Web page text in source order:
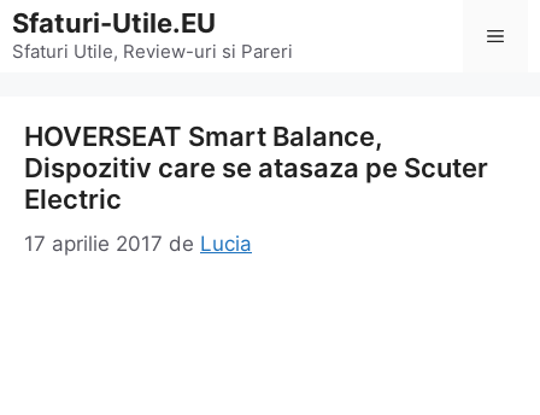
Sari
la
Sfaturi-Utile.EU
Sfaturi Utile, Review-uri si Pareri
HOVERSEAT Smart Balance,
Dispozitiv care se atasaza pe Scuter
Electric
17 aprilie 2017 de Lucia